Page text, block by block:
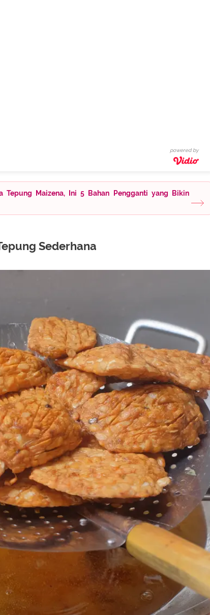
powered by
Tepung Maizena, Ini 5 Bahan Pengganti yang Bikin
Sederhana